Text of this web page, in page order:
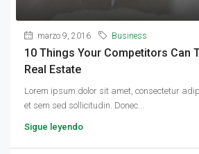
marzo 9, 2016 Business
10 Things Your Competitors Can
Real Estate
Lorem ipsum dolor sit amet, consectetur
et sem sed sollicitudin. Donec...
Sigue leyendo